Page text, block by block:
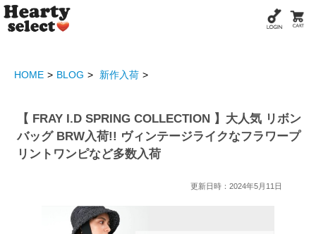
HOME BLOG 新作入荷
【 FRAY I.D SPRING COLLECTION 】大人気 リボン
バッグ BRW入荷!! ヴィンテージライクなフラワープ
リントワンピなど多数入荷
更新日時：2024年5月11日